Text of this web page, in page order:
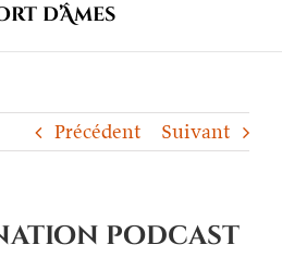
d’Âmes
Précédent Suivant
podcast